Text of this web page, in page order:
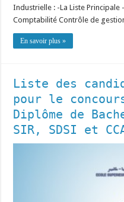
Industrielle : -La Liste Principale
Comptabilité Contrôle de
En savoir plus »
Liste des
pour le
Diplôme de
SIR, SDSI et